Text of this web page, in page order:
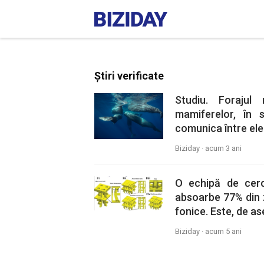
Știri verificate
Studiu.
mamiferelor, în
comunica între
Biziday · acum 3 ani
O echipă de
absoarbe 77%
fonice. Este, de
Biziday · acum 5 ani